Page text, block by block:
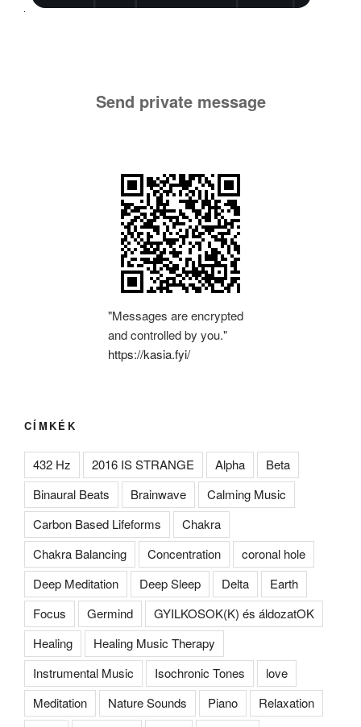
Send private message
"Messages are encrypted
and controlled by you."
https://kasia.fyi/
CÍMKÉK
432 Hz 2016 IS STRANGE Alpha
Beta
Binaural Beats
Brainwave
Calming Music
Carbon Based Lifeforms
Chakra
Chakra Balancing
Concentration
coronal hole
Deep Meditation
Deep Sleep Delta
Earth
Focus
Germind
GYILKOSOK(K) és áldozatOK
Healing
Healing Music Therapy
Instrumental Music
Isochronic Tones
love
Meditation
Nature Sounds Piano
Relaxation